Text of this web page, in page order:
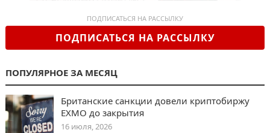
ПОДПИСАТЬСЯ НА РАССЫЛКУ
ПОДПИСАТЬСЯ НА РАССЫЛКУ
ПОПУЛЯРНОЕ ЗА МЕСЯЦ
Британские санкции довели криптобиржу
EXMO до закрытия
16 июля, 2026